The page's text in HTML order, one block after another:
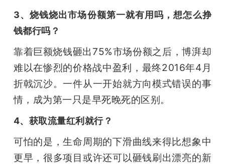
3、烧钱烧出市场份额第一就有用吗，想怎么挣
钱都行吗？
靠着巨额烧钱砸出75%市场份额之后，博湃却
难以在惨烈的价格战中盈利，最终2016年4月
折戟沉沙。一件从一开始就方向模式错误的事
情，成为第一只是早死晚死的区别。
4、获取流量红利就行？
可怕的是，生命周期的下滑曲线来得比想象中
更早，很多项目或许还可以砸钱刷出漂亮的新